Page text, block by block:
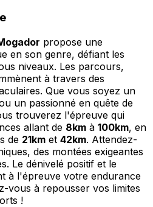
propose une
en son genre, défiant les
niveaux. Les parcours,
à travers des
Que vous soyez un
un passionné en quête de
trouverez l'épreuve qui
allant de 8km à 100km, en
de 21km et 42km. Attendez-
des montées exigeantes
Le dénivelé positif et le
à l'épreuve votre endurance
vous à repousser vos limites
!